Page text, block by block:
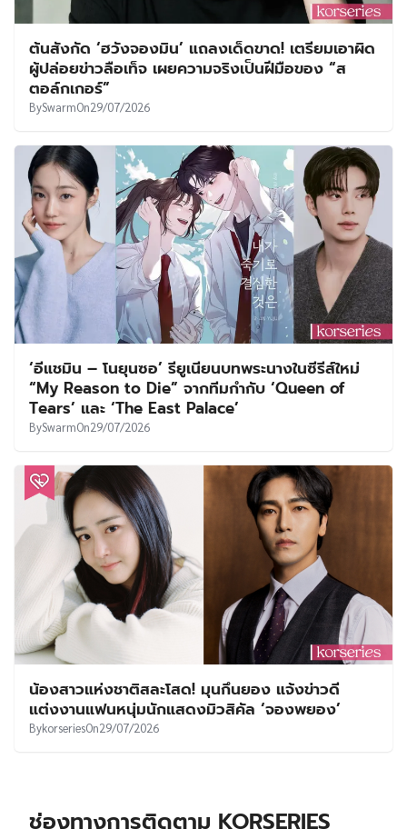
ต้นสังกัด ‘ฮวังจองมิน’ แถลงเด็ดขาด! เตรียมเอาผิด
ผู้ปล่อยข่าวลือเท็จ เผยความจริงเป็นฝีมือของ “ส
ตอล์กเกอร์”
BySwarmOn29/07/2026
‘อีแชมิน – โนยุนซอ’ รียูเนียนบทพระนางในซีรีส์ใหม่
“My Reason to Die” จากทีมกำกับ ‘Queen of
Tears’ และ ‘The East Palace’
BySwarmOn29/07/2026
น้องสาวแห่งชาติสละโสด! มุนกึนยอง แจ้งข่าวดี
แต่งงานแฟนหนุ่มนักแสดงมิวสิคัล ‘จองพยอง’
BykorseriesOn29/07/2026
ช่องทางการติดตาม KORSERIES